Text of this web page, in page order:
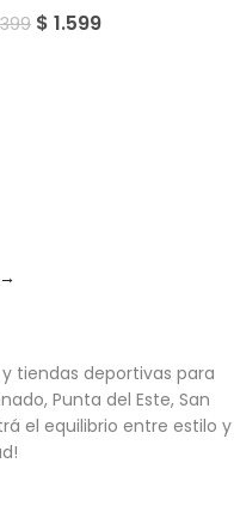
$ 1.599
→
tiendas deportivas para
Punta del Este, San
el equilibrio entre estilo y